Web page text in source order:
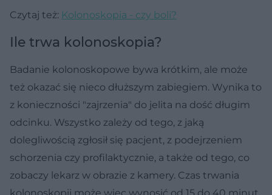
Czytaj też: Kolonoskopia - czy boli?
Ile trwa kolonoskopia?
Badanie kolonoskopowe bywa krótkim, ale może
też okazać się nieco dłuższym zabiegiem. Wynika to
z konieczności "zajrzenia" do jelita na dość długim
odcinku. Wszystko zależy od tego, z jaką
dolegliwością zgłosił się pacjent, z podejrzeniem
schorzenia czy profilaktycznie, a także od tego, co
zobaczy lekarz w obrazie z kamery. Czas trwania
kolonoskopii może więc wynosić od 15 do 40 minut.